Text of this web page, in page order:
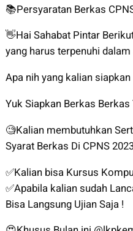
📚Persyaratan Berkas
👋Hai Sahabat Pintar
yang harus terpenuhi
Apa nih yang kalian
Yuk Siapkan Berkas
🧐Kalian membutuhkan
Syarat Berkas Di CPNS
✅Kalian bisa Kursus
✅Apabila kalian sudah
Bisa Langsung Ujian Saja !